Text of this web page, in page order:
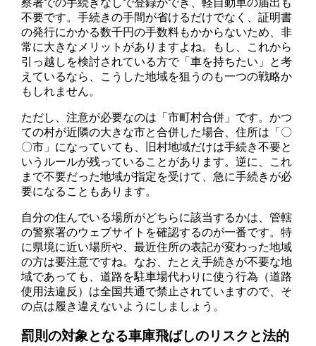
不要です。手続きの手間が省けるだけでなく、証明書
の発行にかかる数千円の手数料もかからないため、非
常に大きなメリットがありますよね。もし、これから
引っ越しを検討されている方で「車を持ちたい」と考
えているなら、こうした地域を狙うのも一つの戦略か
もしれません。
ただし、注意が必要なのは「市町村合併」です。かつ
ての村が近隣の大きな市と合併した場合、住所は「〇
〇市」になっていても、旧村地域だけは手続き不要と
いうルールが残っていることがあります。逆に、これ
まで不要だった地域が指定を受けて、急に手続きが必
要になることもあります。
自分の住んでいる場所がどちらに該当するかは、管轄
の警察署のウェブサイトを確認するのが一番です。特
に県境に近い場所や、最近住所の表記が変わった地域
の方は要注意ですね。なお、たとえ手続きが不要な地
域であっても、道路を駐車場代わりに使う行為（道路
使用法違反）は全国共通で禁止されていますので、そ
の点は履き違えないようにしましょう。
罰則の対象となる車庫飛ばしのリスクと法的